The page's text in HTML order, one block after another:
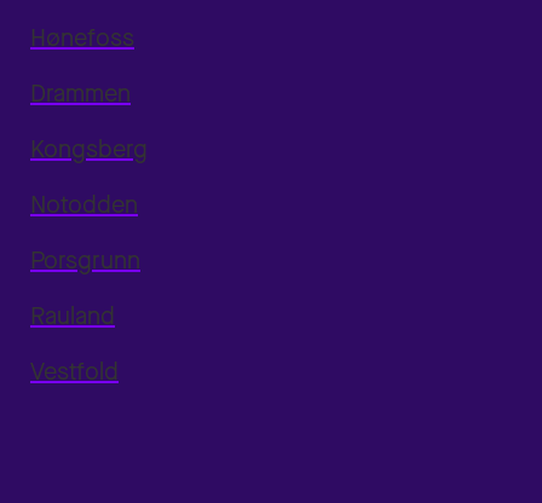
Hønefoss
Drammen
Kongsberg
Notodden
Porsgrunn
Rauland
Vestfold